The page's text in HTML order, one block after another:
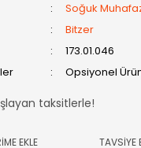
Soğuk
Bitzer
173.01.046
Opsiyonel
taksitlerle!
TAVSİYE